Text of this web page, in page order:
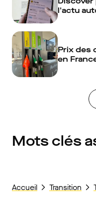
l'actu
Prix des
en
Mots clés
Accueil Transition